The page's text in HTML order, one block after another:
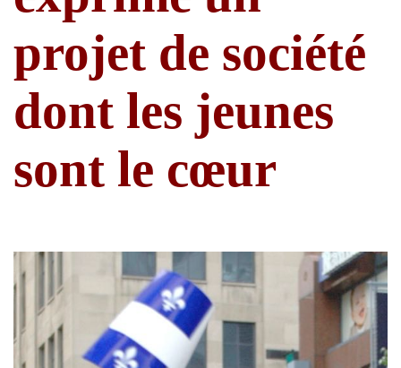
projet de société
dont les jeunes
sont le cœur